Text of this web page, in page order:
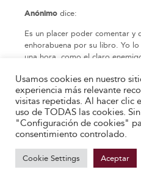
Anónimo dice:
Es un placer poder comentar y
enhorabuena por su libro. Yo
una hora, como el claro
Puedo ayudarle aportando que
aportadas por ese señor, son
Soy estudiante universitario, y
lectura de manuales tengo que
es la primera palabra del titulo
prosa complicada y muy
entendido por todo el mundo y
Creo que todos los consejos
Usamos cookies en nuestro
experiencia más relevante
visitas repetidas. Al hacer
uso de TODAS las cookies.
"Configuración de cookies"
consentimiento controlado.
Cookie Settings Aceptar